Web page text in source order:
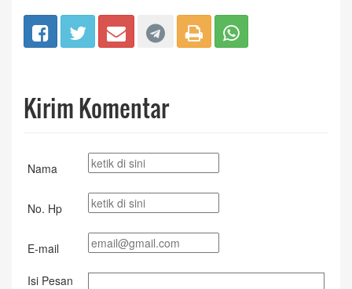
Kirim Komentar
Nama
No. Hp
E-mail
Isi Pesan